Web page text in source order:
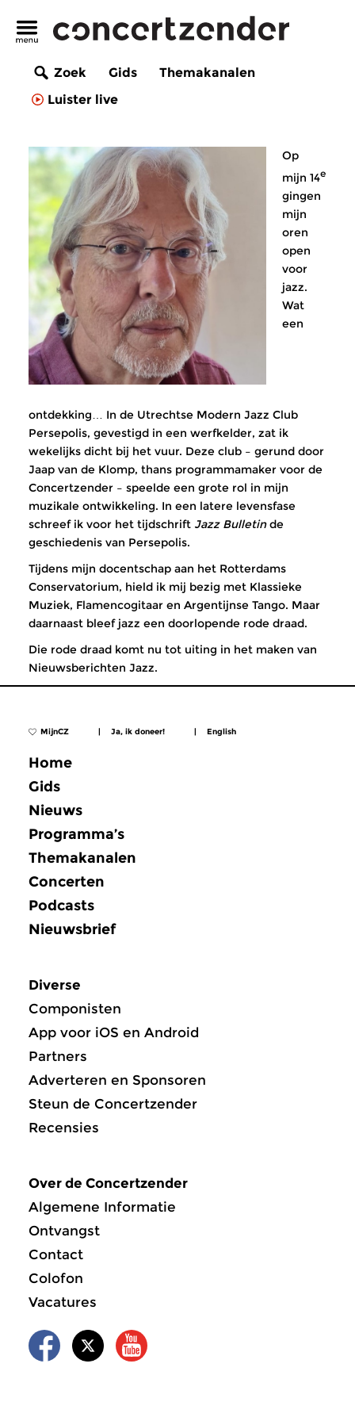
Zoek Gids
Themakanalen
Luister live
Op
mijn 14e
gingen
mijn
oren
open
voor
jazz.
Wat
een
ontdekking… In de Utrechtse Modern Jazz Club
Persepolis, gevestigd in een werfkelder, zat ik
wekelijks dicht bij het vuur. Deze club – gerund door
Jaap van de Klomp, thans programmamaker voor de
Concertzender – speelde een grote rol in mijn
muzikale ontwikkeling. In een latere levensfase
schreef ik voor het tijdschrift Jazz Bulletinde
geschiedenis van Persepolis.
Tijdens mijn docentschap aan het Rotterdams
Conservatorium, hield ik mij bezig met Klassieke
Muziek, Flamencogitaar en Argentijnse Tango. Maar
daarnaast bleef jazz een doorlopende rode draad.
Die rode draad komt nu tot uiting in het maken van
Nieuwsberichten Jazz.
MijnCZ | Ja, ik doneer! | English
Home
Gids
Nieuws
Programma’s
Themakanalen
Concerten
Podcasts
Nieuwsbrief
Diverse
Componisten
App voor iOS en Android
Partners
Adverteren en Sponsoren
Steun de Concertzender
Recensies
Over de Concertzender
Algemene Informatie
Ontvangst
Contact
Colofon
Vacatures